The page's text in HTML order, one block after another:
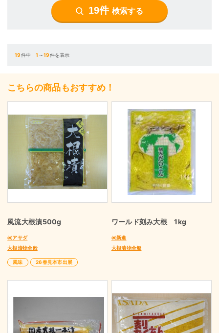
19件 検索する
19件中1 ～19件を表示
こちらの商品もおすすめ！
風流大根漬500g
㈱アサダ
大根漬物全般
風味 26春見本市出展
ワールド刻み大根 1kg
㈱新進
大根漬物全般